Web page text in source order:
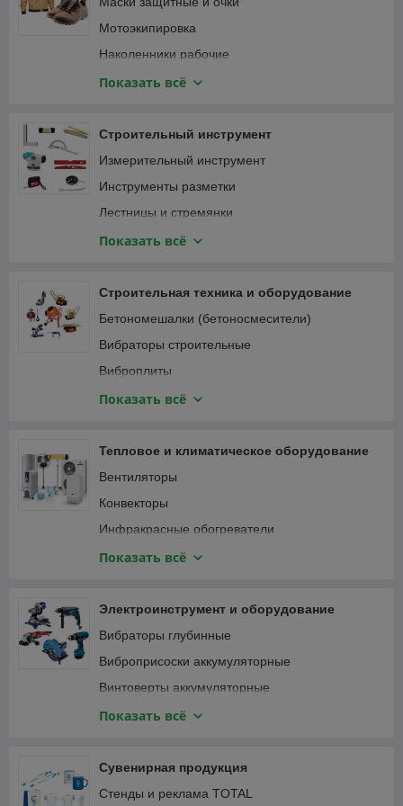
Мотоэкипировка
Наколенники рабочие
Наушники
Привязь страховочная
Спецодежда
Показать всё
Строительный инструмент
Измерительный инструмент
Инструменты разметки
Лестницы и стремянки
Зажимы
Монтажный инструмент
Мусоропровод
Наборы ручного инструмента
Паяльники, оловоотсосы
Пневматический инструмент
Столярно-слесарный инструмент
Показать всё
Строительная техника и оборудование
Бетономешалки (бетоносмесители)
Вибраторы строительные
Виброплиты
Виброрейки
Генераторы и электростанции
Затирочные машины
Компрессоры
Мотобуры и мотодрели
Мотопомпы
Пылесосы строительные
Сварочные аппараты
Станки
Трубогибы, арматурогибы
Швонарезчики
Показать всё
Тепловое и климатическое оборудование
Вентиляторы
Конвекторы
Инфракрасные обогреватели
Кондиционеры
Тепловые пушки
Терморегуляторы (термостаты)
Масляные радиаторы
Показать всё
Электроинструмент и оборудование
Вибраторы глубинные
Виброприсоски аккумуляторные
Винтоверты аккумуляторные
Гаечные ключи и трещотки аккумуляторные
Гвоздезабивные пистолеты, степлеры
Дрели
Показать всё
Сувенирная продукция
Стенды и реклама TOTAL